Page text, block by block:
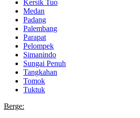
Kersik Tuo
Medan
Padang
Palembang
Parapat
Pelompek
Simanindo
Sungai Penuh
Tangkahan
Tomok
Tuktuk
Berge: